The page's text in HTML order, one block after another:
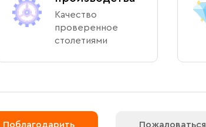
Качество
проверенное
столетиями
Поблагодарить Пожаловаться